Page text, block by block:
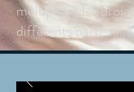
multipliant les
différents